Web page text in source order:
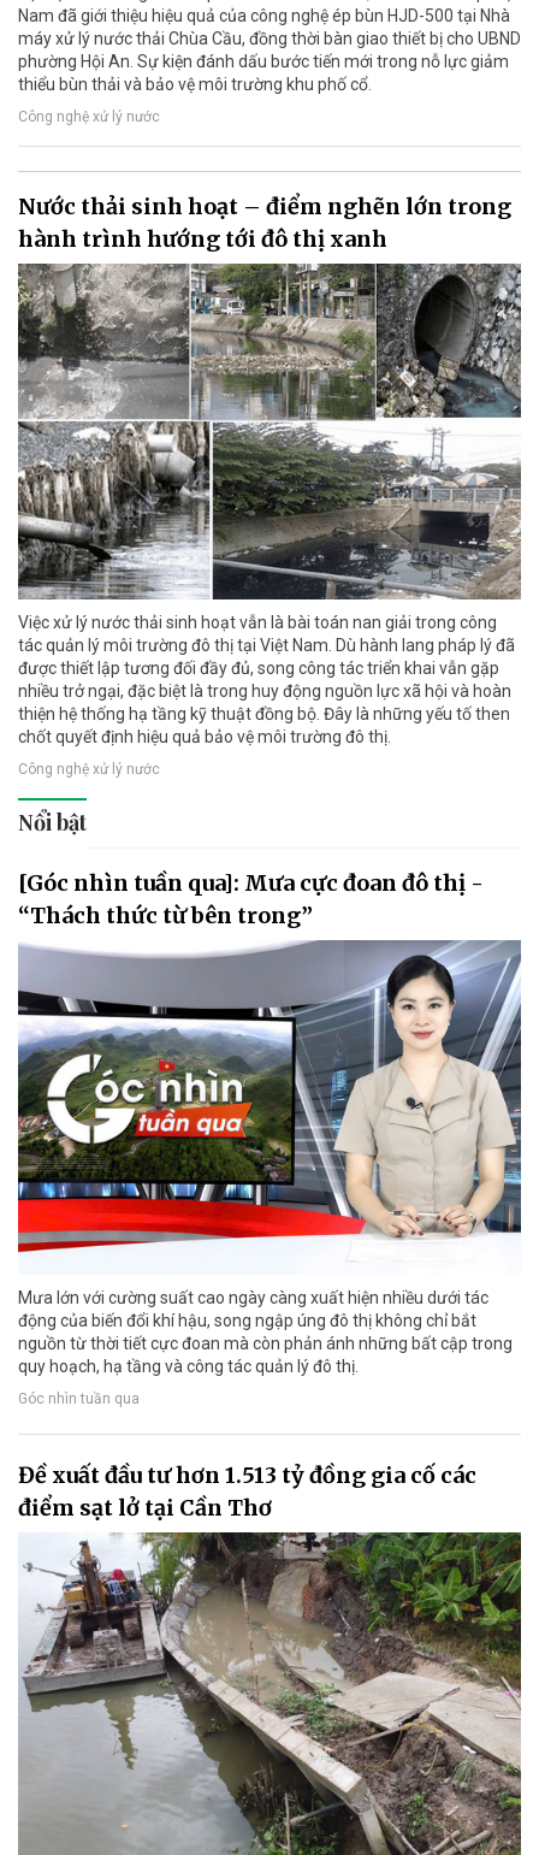
Nam đã giới thiệu hiệu quả của công nghệ ép bùn HJD-500 tại Nhà
máy xử lý nước thải Chùa Cầu, đồng thời bàn giao thiết bị cho UBND
phường Hội An. Sự kiện đánh dấu bước tiến mới trong nỗ lực giảm
thiểu bùn thải và bảo vệ môi trường khu phố cổ.
Công nghệ xử lý nước
Nước thải sinh hoạt – điểm nghẽn lớn trong
hành trình hướng tới đô thị xanh
Việc xử lý nước thải sinh hoạt vẫn là bài toán nan giải trong công
tác quản lý môi trường đô thị tại Việt Nam. Dù hành lang pháp lý đã
được thiết lập tương đối đầy đủ, song công tác triển khai vẫn gặp
nhiều trở ngại, đặc biệt là trong huy động nguồn lực xã hội và hoàn
thiện hệ thống hạ tầng kỹ thuật đồng bộ. Đây là những yếu tố then
chốt quyết định hiệu quả bảo vệ môi trường đô thị.
Công nghệ xử lý nước
Nổi bật
[Góc nhìn tuần qua]: Mưa cực đoan đô thị -
“Thách thức từ bên trong”
Mưa lớn với cường suất cao ngày càng xuất hiện nhiều dưới tác
động của biến đổi khí hậu, song ngập úng đô thị không chỉ bắt
nguồn từ thời tiết cực đoan mà còn phản ánh những bất cập trong
quy hoạch, hạ tầng và công tác quản lý đô thị.
Góc nhìn tuần qua
Đề xuất đầu tư hơn 1.513 tỷ đồng gia cố các
điểm sạt lở tại Cần Thơ